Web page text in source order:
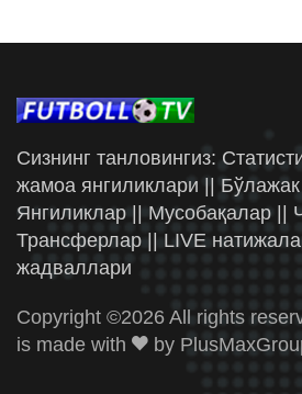
Сизнинг танловингиз:
жамоа янгиликлари || Бўлажак
Янгиликлар || Мусобақалар ||
Трансферлар || LIVE
жадваллари
Copyright ©2026 All rights
is made with
by